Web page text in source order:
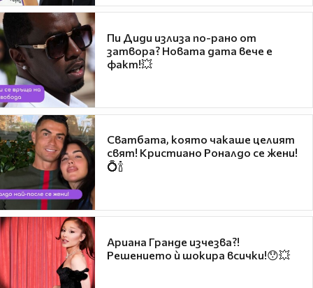
Пи Диди излиза по-рано от
затвора? Новата дата вече е
факт!💥
Сватбата, която чакаше целият
свят! Кристиано Роналдо се жени!
💍🍾
Ариана Гранде изчезва?!
Решението ѝ шокира всички!😯💥